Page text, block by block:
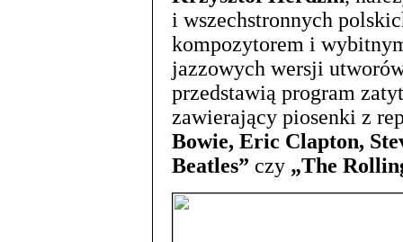
i wszechstronnych
kompozytorem i
jazzowych wersji
przedstawią program
zawierający piosenki z
Bowie, Eric Clapton,
Beatles” czy „The